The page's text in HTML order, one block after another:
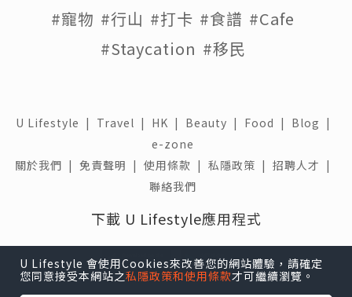
#寵物 #行山 #打卡 #食譜 #Cafe
#Staycation #移民
U Lifestyle | Travel | HK | Beauty | Food | Blog |
e-zone
關於我們 | 免責聲明 | 使用條款 | 私隱政策 | 招聘人才 |
聯絡我們
下載 U Lifestyle應用程式
U Lifestyle 會使用Cookies來改善您的網站體驗，請確定
您同意接受本網站之私隱政策和使用條款才可繼續瀏覽。